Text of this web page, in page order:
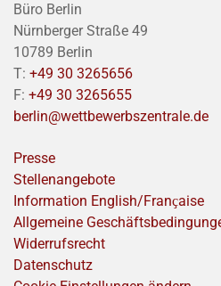
Büro Berlin
Nürnberger Straße 49
10789 Berlin
T: +49 30 3265656
F: +49 30 3265655
berlin@wettbewerbszentrale.de
Presse
Stellenangebote
Information English/Franҫaise
Allgemeine
Widerrufsrecht
Datenschutz